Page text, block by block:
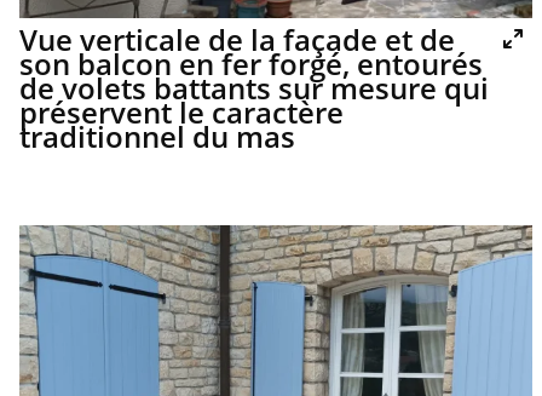
Vue verticale de la façade et de
son balcon en fer forgé, entourés
de volets battants sur mesure qui
préservent le caractère
traditionnel du mas